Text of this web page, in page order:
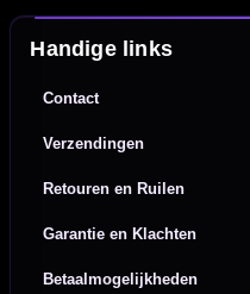
Handige links
Contact
Verzendingen
Retouren en Ruilen
Garantie en Klachten
Betaalmogelijkheden